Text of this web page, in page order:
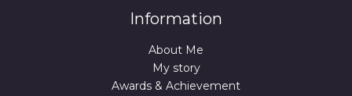
Information
About Me
My story
Awards & Achievement